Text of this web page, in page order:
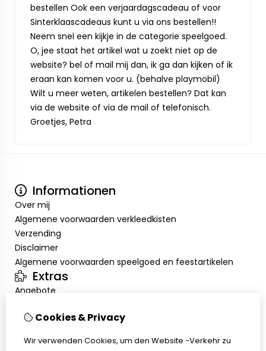
bestellen Ook een verjaardagscadeau of voor
Sinterklaascadeaus kunt u via ons bestellen!!
Neem snel een kijkje in de categorie speelgoed.
O, jee staat het artikel wat u zoekt niet op de
website? bel of mail mij dan, ik ga dan kijken of ik
eraan kan komen voor u. (behalve playmobil)
Wilt u meer weten, artikelen bestellen? Dat kan
via de website of via de mail of telefonisch.
Groetjes, Petra
Informationen
Over mij
Algemene voorwaarden verkleedkisten
Verzending
Disclaimer
Algemene voorwaarden speelgoed en feestartikelen
Extras
Angebote
InloggenCookies & Privacy
Wir verwenden Cookies, um den Website -Verkehr zu